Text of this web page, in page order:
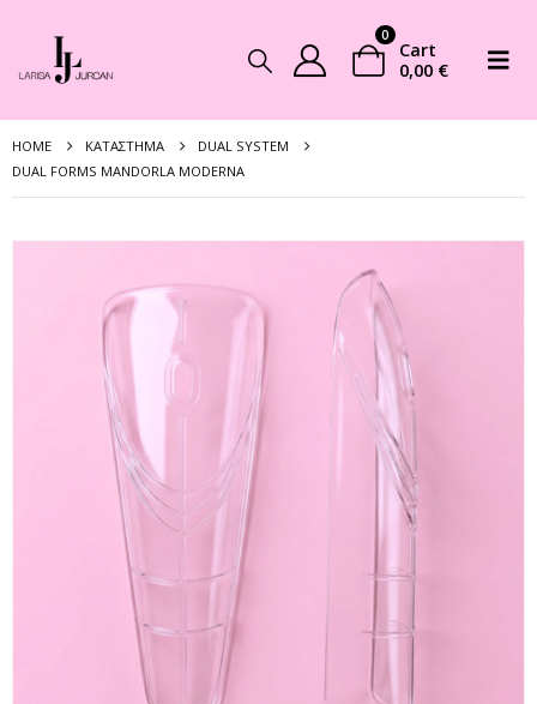
0
Cart
0,00 €
HOME ΚΑΤΆΣΤΗΜΑ
DUAL SYSTEM
DUAL FORMS MANDORLA MODERNA